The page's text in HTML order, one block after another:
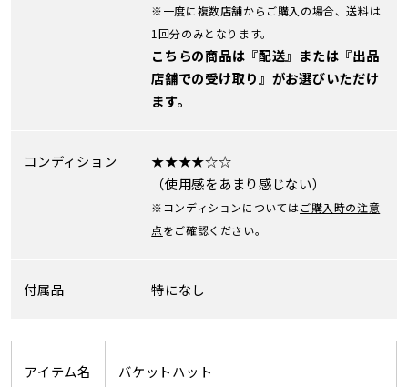
※一度に複数店舗からご購入の場合、送料は
1回分のみとなります。
こちらの商品は『配送』または『出品
店舗での受け取り』がお選びいただけ
ます。
コンディション
★★★★☆☆
（使用感をあまり感じない）
※コンディションについてはご購入時の注意
点をご確認ください。
付属品 特になし
アイテム名 バケットハット